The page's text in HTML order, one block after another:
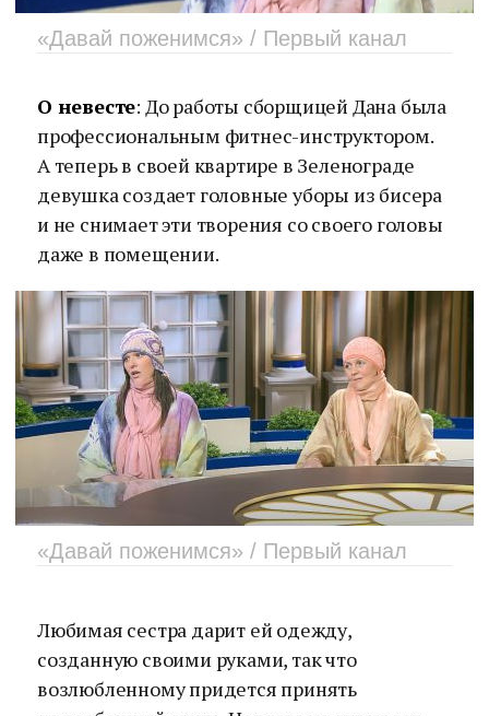
«Давай поженимся» / Первый канал
О невесте: До работы сборщицей Дана была
профессиональным фитнес-инструктором.
А теперь в своей квартире в Зеленограде
девушка создает головные уборы из бисера
и не снимает эти творения со своего головы
даже в помещении.
«Давай поженимся» / Первый канал
Любимая сестра дарит ей одежду,
созданную своими руками, так что
возлюбленному придется принять